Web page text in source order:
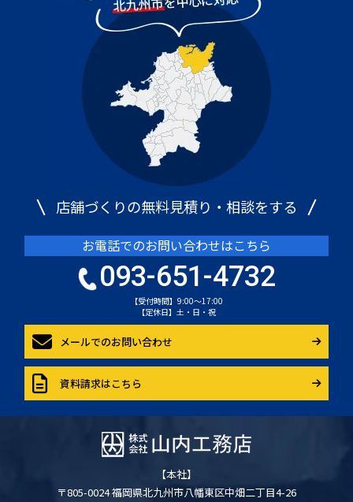
店舗づくりの無料見積り・相談をする
お電話でのお問い合わせはこちら
093-651-4732
【受付時間】9:00～17:00
【定休日】土・日・祝
メールでのお問い合わせ
資料請求はこちら
【本社】
〒805-0024 福岡県北九州市八幡東区中畑二丁目4-26